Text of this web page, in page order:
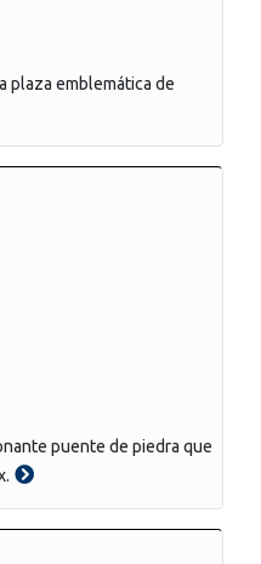
plaza emblemática de
puente de piedra que